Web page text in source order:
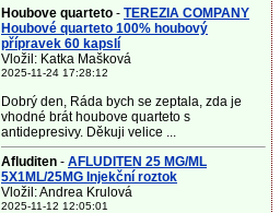
Houbove quarteto - TEREZIA COMPANY
Houbové quarteto 100% houbový
přípravek 60 kapslí
Vložil: Katka Mašková
2025-11-24 17:28:12
Dobrý den, Ráda bych se zeptala, zda je
vhodné brát houbove quarteto s
antidepresivy. Děkuji velice ...
Afluditen - AFLUDITEN 25 MG/ML
5X1ML/25MG Injekční roztok
Vložil: Andrea Krulová
2025-11-12 12:05:01